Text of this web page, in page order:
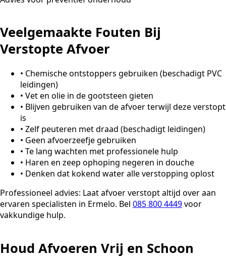
Veelgemaakte Fouten Bij
Verstopte Afvoer
• Chemische ontstoppers gebruiken (beschadigt PVC
leidingen)
• Vet en olie in de gootsteen gieten
• Blijven gebruiken van de afvoer terwijl deze verstopt
is
• Zelf peuteren met draad (beschadigt leidingen)
• Geen afvoerzeefje gebruiken
• Te lang wachten met professionele hulp
• Haren en zeep ophoping negeren in douche
• Denken dat kokend water alle verstopping oplost
Professioneel advies: Laat afvoer verstopt altijd over aan
ervaren specialisten in Ermelo. Bel 085 800 4449voor
vakkundige hulp.
Houd Afvoeren Vrij en Schoon